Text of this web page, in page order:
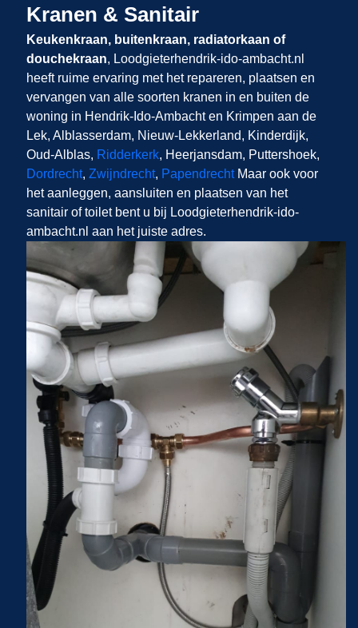
Kranen & Sanitair
Keukenkraan, buitenkraan, radiatorkaan of
douchekraan, Loodgieterhendrik-ido-ambacht.nl​​​​​​​
heeft ruime ervaring met het repareren, plaatsen en
vervangen van alle soorten kranen in en buiten de
woning in Hendrik-Ido-Ambacht en Krimpen aan de
Lek, Alblasserdam, Nieuw-Lekkerland, Kinderdijk,
Oud-Alblas, Ridderkerk, Heerjansdam, Puttershoek,
Dordrecht, Zwijndrecht, PapendrechtMaar ook voor
het aanleggen, aansluiten en plaatsen van het
sanitair of toilet bent u bij Loodgieterhendrik-ido-
ambacht.nl aan het juiste adres.